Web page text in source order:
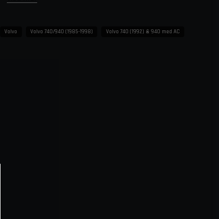
Volvo Volvo 740/940 (1985-1998) Volvo 740 (1992) & 940 med AC